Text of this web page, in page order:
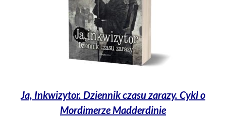
Ja, Inkwizytor. Dziennik czasu zarazy. Cykl o
Mordimerze Madderdinie